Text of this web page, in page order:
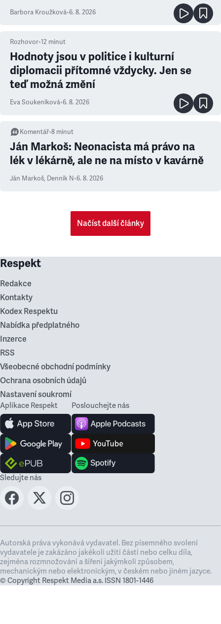
Barbora Kroužková•6. 8. 2026
Rozhovor•12 minut
Hodnoty jsou v politice i kulturní
diplomacii přítomné vždycky. Jen se
teď možná změní
Eva Soukeníková•6. 8. 2026
Komentář•8 minut
Ján Markoš: Neonacista má právo na
lék v lékárně, ale ne na místo v kavárně
Ján Markoš, Denník N•6. 8. 2026
Načíst další články
Respekt
Redakce
Kontakty
Kodex Respektu
Nabídka předplatného
Inzerce
RSS
Všeobecné obchodní podmínky
Ochrana osobních údajů
Nastavení soukromí
Aplikace Respekt Poslouchejte nás
Sledujte nás
Autorská práva vykonává vydavatel. Bez písemného svolení
vydavatele je zakázáno jakékoli užití částí nebo celku díla,
zejména rozmnožování a šíření jakýmkoli způsobem,
mechanickým nebo elektronickým, v českém nebo jiném jazyce.
© Copyright Respekt Media a.s. ISSN 1801-1446